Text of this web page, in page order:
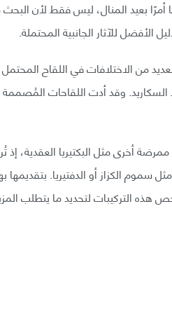
أمرًا بعيد المنال، ليس فقط لأن
الأفضل للآثار الجانبية المحتملة.
من الاختلافات في اللقاح
السكاريد. وقد أدت اللقاحات
أخرى مثل البكتيريا العقدية،
سموم الكزاز أو الدفتيريا. بتقديمها
هذه التركيبات لتحديد ما يتطلب